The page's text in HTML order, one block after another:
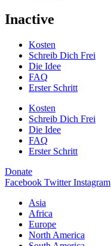
Inactive
Kosten
Schreib Dich Frei
Die Idee
FAQ
Erster Schritt
Kosten
Schreib Dich Frei
Die Idee
FAQ
Erster Schritt
Donate
Facebook Twitter Instagram
Asia
Africa
Europe
North America